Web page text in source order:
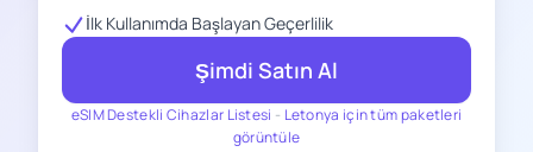
eSIM Destekli Cihazlar Listesi - Letonya için tüm paketleri
görüntüle
İlk Kullanımda Başlayan Geçerlilik
Şimdi Satın Al